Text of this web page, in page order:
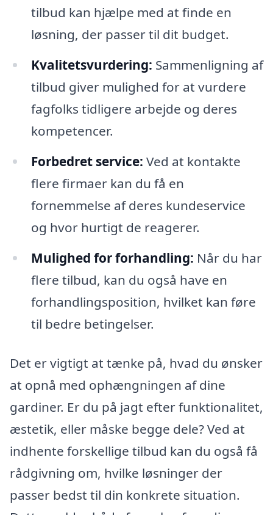
tilbud kan hjælpe med at finde en
løsning, der passer til dit budget.
Kvalitetsvurdering: Sammenligning af
tilbud giver mulighed for at vurdere
fagfolks tidligere arbejde og deres
kompetencer.
Forbedret service: Ved at kontakte
flere firmaer kan du få en
fornemmelse af deres kundeservice
og hvor hurtigt de reagerer.
Mulighed for forhandling: Når du har
flere tilbud, kan du også have en
forhandlingsposition, hvilket kan føre
til bedre betingelser.
Det er vigtigt at tænke på, hvad du ønsker
at opnå med ophængningen af dine
gardiner. Er du på jagt efter funktionalitet,
æstetik, eller måske begge dele? Ved at
indhente forskellige tilbud kan du også få
rådgivning om, hvilke løsninger der
passer bedst til din konkrete situation.